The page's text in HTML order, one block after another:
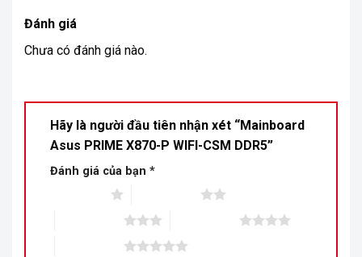
Đánh giá
Chưa có đánh giá nào.
Hãy là người đầu tiên nhận xét “Mainboard
Asus PRIME X870-P WIFI-CSM DDR5”
Đánh giá của bạn *